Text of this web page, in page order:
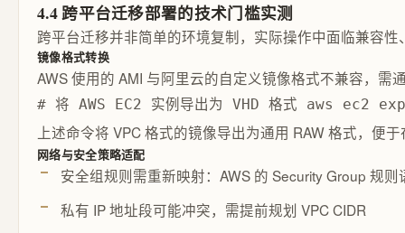
4.4 跨平台迁移部署的技术门槛实测
跨平台迁移并非简单的环境复制，实际操作中面临兼容
镜像格式转换
AWS 使用的 AMI 与阿里云的自定义镜像格式不兼容，需
# 将 AWS EC2 实例导出为 VHD 格式 aws
上述命令将 VPC 格式的镜像导出为通用 RAW 格式，便
网络与安全策略适配
安全组规则需重新映射：AWS 的 Security Group 规
私有 IP 地址段可能冲突，需提前规划 VPC CIDR